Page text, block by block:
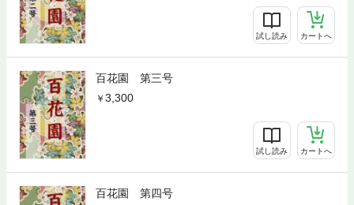
試し読み カートへ
百花園 第三号
3,300
試し読み カートへ
百花園 第四号